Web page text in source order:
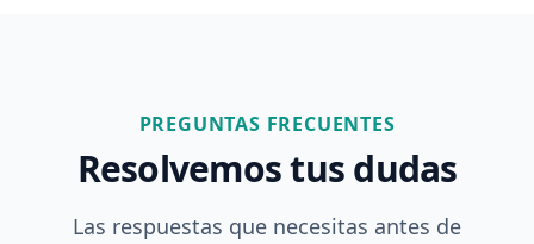
PREGUNTAS FRECUENTES
Resolvemos tus dudas
Las respuestas que necesitas antes de